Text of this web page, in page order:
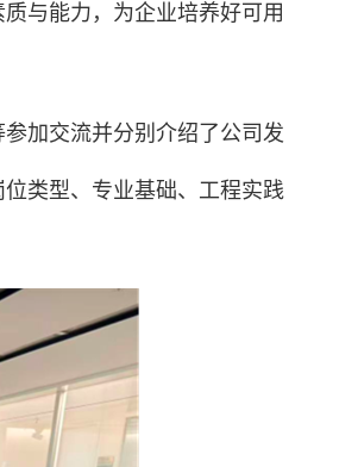
与能力，为企业培养好可用
加交流并分别介绍了公司发
类型、专业基础、工程实践